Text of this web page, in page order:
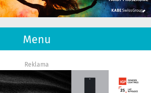
Menu
Reklama